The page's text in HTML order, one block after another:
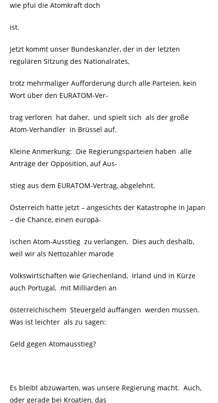
wie pfui die Atomkraft doch
ist.
Jetzt kommt unser Bundeskanzler, der in der letzten
regulären Sitzung des Nationalrates,
trotz mehrmaliger Aufforderung durch alle Parteien, kein
Wort über den EURATOM-Ver-
trag verloren hat daher, und spielt sich als der große
Atom-Verhandler in Brüssel auf.
Kleine Anmerkung: Die Regierungsparteien haben alle
Anträge der Opposition, auf Aus-
stieg aus dem EURATOM-Vertrag, abgelehnt.
Österreich hätte jetzt – angesichts der Katastrophe in Japan
– die Chance, einen europä-
ischen Atom-Ausstieg zu verlangen. Dies auch deshalb,
weil wir als Nettozahler marode
Volkswirtschaften wie Griechenland, Irland und in Kürze
auch Portugal, mit Milliarden an
österreichischem Steuergeld auffangen werden müssen.
Was ist leichter als zu sagen:
Geld gegen Atomausstieg?
Es bleibt abzuwarten, was unsere Regierung macht. Auch,
oder gerade bei Kroatien, das